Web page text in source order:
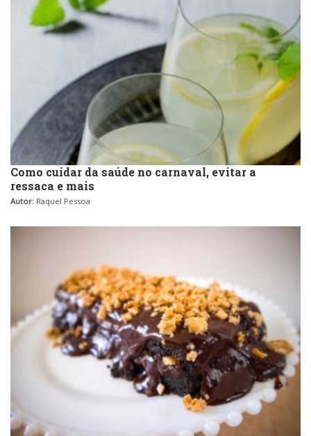
Como cuidar da saúde no carnaval, evitar a
ressaca e mais
Autor: Raquel Pessoa